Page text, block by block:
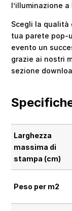
l’illuminazione
Scegli la qualità
tua parete pop-
evento un
grazie ai nostri
sezione
Larghezza
massima di
stampa (cm)
Peso per m2